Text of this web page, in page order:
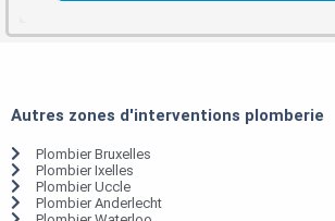
Autres zones d'interventions plomberie
Plombier Bruxelles
Plombier Ixelles
Plombier Uccle
Plombier Anderlecht